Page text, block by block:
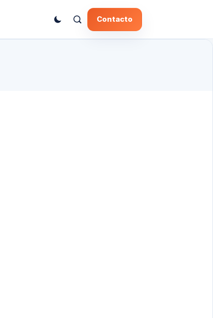
Contacto